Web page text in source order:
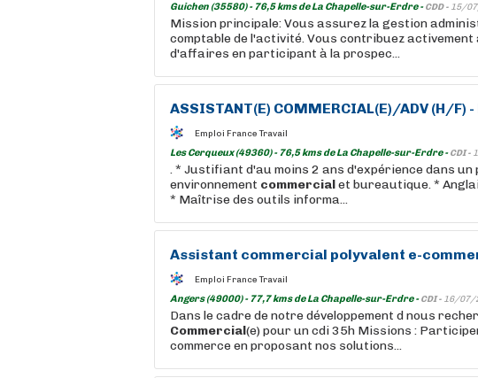
Guichen (35580) - 76,5 kms de La Chapelle-sur-Erdre -CDD - 15/
Mission principale: Vous assurez la gestion
comptable de l'activité. Vous contribuez
d'affaires en participant à la prospec...
ASSISTANT(E) COMMERCIAL(E)/ADV (H/F) -
Emploi France Travail
Les Cerqueux (49360) - 76,5 kms de La Chapelle-sur-Erdre -CDI -
. * Justifiant d'au moins 2 ans d'expérience dans un
environnement commercialet bureautique. *
* Maîtrise des outils informa...
Assistant commercial polyvalent e-
Emploi France Travail
Angers (49000) - 77,7 kms de La Chapelle-sur-Erdre -CDI - 16/07/
Dans le cadre de notre développement d nous
Commercial(e) pour un cdi 35h Missions :
commerce en proposant nos solutions...